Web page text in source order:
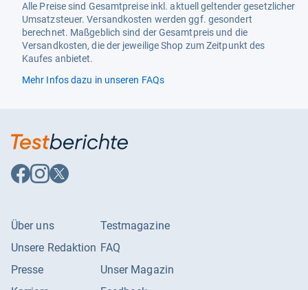
Alle Preise sind Gesamtpreise inkl. aktuell geltender gesetzlicher
Umsatzsteuer. Versandkosten werden ggf. gesondert
berechnet. Maßgeblich sind der Gesamtpreis und die
Versandkosten, die der jeweilige Shop zum Zeitpunkt des
Kaufes anbietet.
Mehr Infos dazu in unseren FAQs
Auf
Facebook
Auf
Instagram
Auf
X
Über uns
Unsere Redaktion
Presse
Testmagazine
FAQ
Unser Magazin